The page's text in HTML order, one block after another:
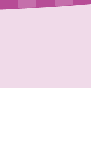
置室
室心電図検査及び病名一覧